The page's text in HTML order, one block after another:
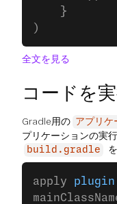
    }
)
全文を見る
コードを
Gradle用の アプリケ
プリケーションの実
build.gradle
apply plugin